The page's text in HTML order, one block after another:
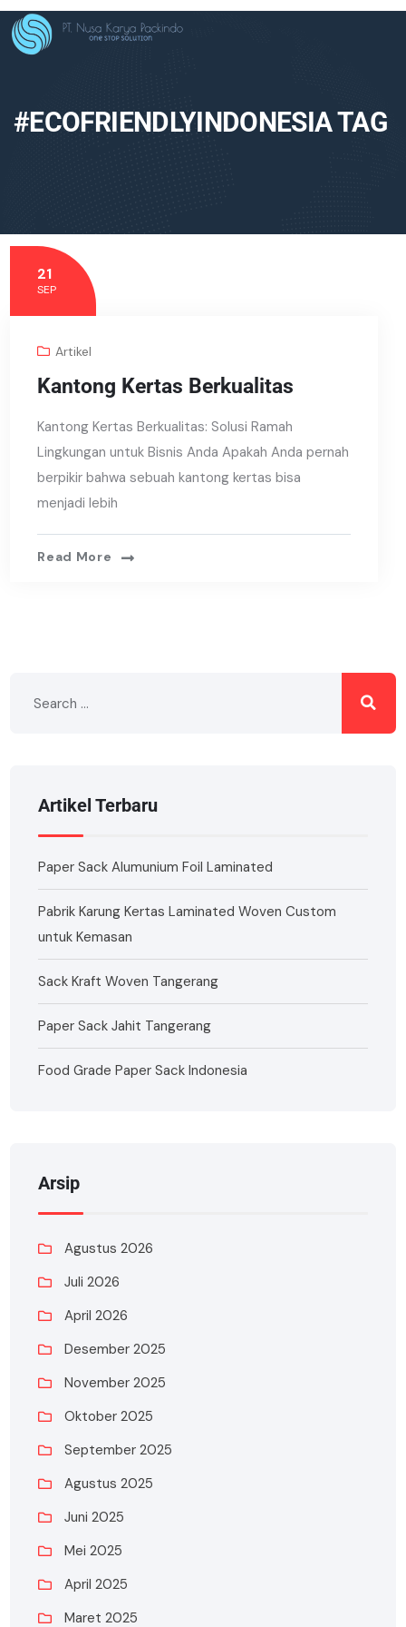
#ECOFRIENDLYINDONESIA TAG
21
SEP
Artikel
Kantong Kertas Berkualitas
Kantong Kertas Berkualitas: Solusi Ramah
Lingkungan untuk Bisnis Anda Apakah Anda pernah
berpikir bahwa sebuah kantong kertas bisa
menjadi lebih
Read More
Artikel Terbaru
Paper Sack Alumunium Foil Laminated
Pabrik Karung Kertas Laminated Woven Custom
untuk Kemasan
Sack Kraft Woven Tangerang
Paper Sack Jahit Tangerang
Food Grade Paper Sack Indonesia
Arsip
Agustus 2026
Juli 2026
April 2026
Desember 2025
November 2025
Oktober 2025
September 2025
Agustus 2025
Juni 2025
Mei 2025
April 2025
Maret 2025